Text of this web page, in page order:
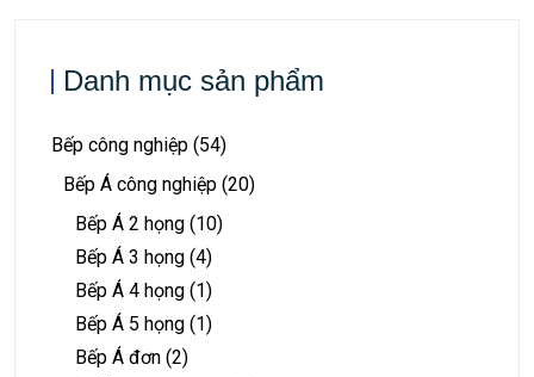
Danh mục sản phẩm
Bếp công nghiệp (54)
Bếp Á công nghiệp (20)
Bếp Á 2 họng (10)
Bếp Á 3 họng (4)
Bếp Á 4 họng (1)
Bếp Á 5 họng (1)
Bếp Á đơn (2)